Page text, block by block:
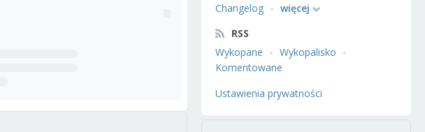
Changelog
więcej
RSS
Wykopane
Wykopalisko
Komentowane
Ustawienia prywatności